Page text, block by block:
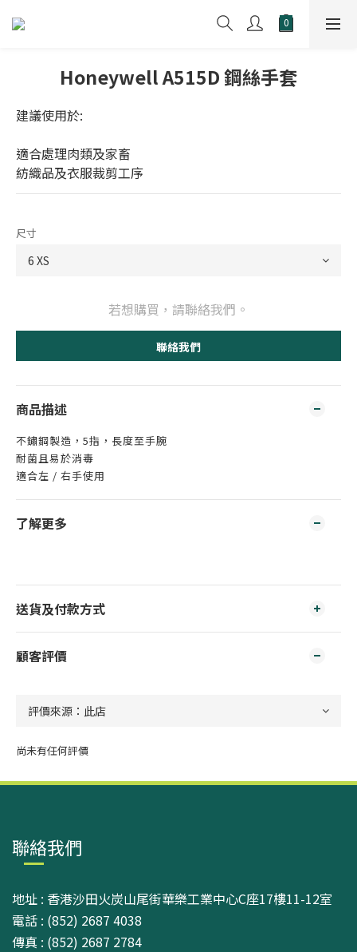
Honeywell A515D 鋼絲手套
建議使用於:
適合處理肉類及家畜
紡織品及衣服裁剪工序
尺寸
若想購買，請聯絡我們。
聯絡我們
商品描述
不鏽鋼製造，5指，長度至手腕
耐菌且易於消毒
適合左 / 右手使用
了解更多
送貨及付款方式
顧客評價
尚未有任何評價
聯絡我們
地址 : 香港沙田火炭山尾街華樂工業中心C座17樓11-12室
電話 : (852) 2687 4038
傳真 : (852) 2687 2784